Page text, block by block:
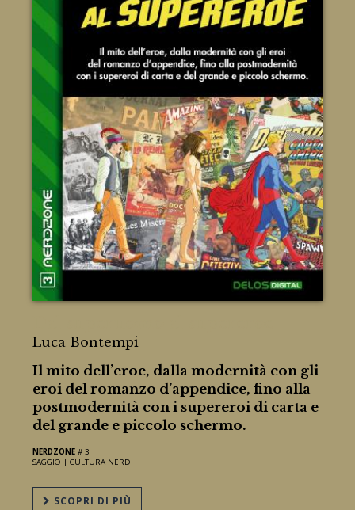
Luca Bontempi
Il mito dell’eroe, dalla modernità con gli
eroi del romanzo d’appendice, fino alla
postmodernità con i supereroi di carta e
del grande e piccolo schermo.
NERDZONE # 3
SAGGIO |CULTURA NERD
SCOPRI DI PIÙ